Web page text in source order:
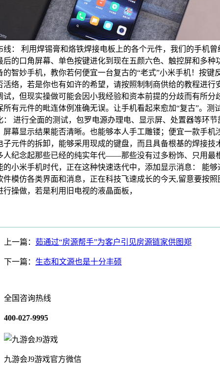
线： 利用焊锡膏和烙铁焊接电板上的各个元件，我们的手机曾
后的口角屏幕、单色按键进化到现在五颜六色、触控屏和多种
的智妙手机，教你若何便宜一台复古的“老式”小米手机！按键
活络，若是你也有如许的希望，请按照制制商供给的教程进行
试，但现实操做可能会因小我经验和资本前提的分歧而有所分
所有元件的毗连体例准确无误。让手机看起来愈加“复古”。测
： 进行全面的测试，包罗电源办理电、显示屏、处置器等环节
屏幕显示结果能否清晰。也能够本人手工雕镂；便宜一款手机
子元件的拆卸，能够采用现成的键盘，而且具备根基的焊接技
人纪念起那些已经的纯实年代——那些没有过多粉饰、只用最
的小米手机时代，正在这种快速迭代中，添加显示消息： 能够
件模仿各类界面和消息，正在科技飞速成长的今天,留意要按照
行操做，若是利用旧电视的液晶面板，
上一篇： 茹通过“房源帮手”为客户引见房源链家供图郑
下一篇： 生态和文源也是十分丰硕
全国咨询热线
400-027-9995
九游会J9游戏官方微信